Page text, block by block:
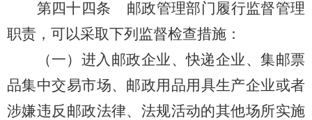
第四十四条 邮政管理部门履行监督管理
职责，可以采取下列监督检查措施：
（一）进入邮政企业、快递企业、集邮票
品集中交易市场、 邮政用品用具生产企业或者
涉嫌违反邮政法律、法规活动的其他场所实施